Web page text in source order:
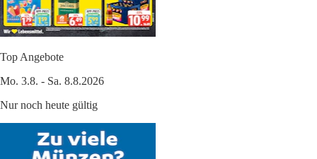
Top Angebote
Mo. 3.8. - Sa. 8.8.2026
Nur noch heute gültig